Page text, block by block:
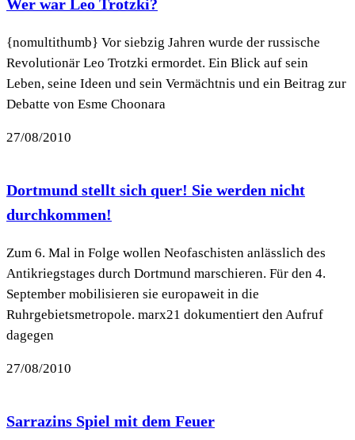
Wer war Leo Trotzki?
{nomultithumb} Vor siebzig Jahren wurde der russische
Revolutionär Leo Trotzki ermordet. Ein Blick auf sein
Leben, seine Ideen und sein Vermächtnis und ein Beitrag zur
Debatte von Esme Choonara
27/08/2010
Dortmund stellt sich quer! Sie werden nicht
durchkommen!
Zum 6. Mal in Folge wollen Neofaschisten anlässlich des
Antikriegstages durch Dortmund marschieren. Für den 4.
September mobilisieren sie europaweit in die
Ruhrgebietsmetropole. marx21 dokumentiert den Aufruf
dagegen
27/08/2010
Sarrazins Spiel mit dem Feuer